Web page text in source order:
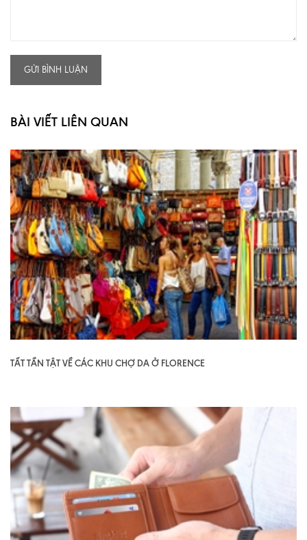
GỬI BÌNH LUẬN
BÀI VIẾT LIÊN QUAN
TẤT TẦN TẬT VỀ CÁC KHU CHỢ DA Ở FLORENCE